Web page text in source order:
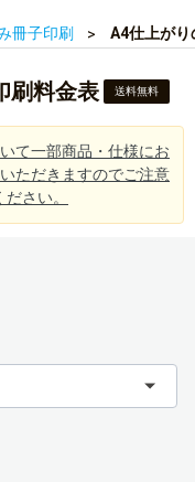
冊子印刷 A4仕上が
刷料金表 送料無料
て一部商品・仕様にお
ただきますのでご注意
さい。